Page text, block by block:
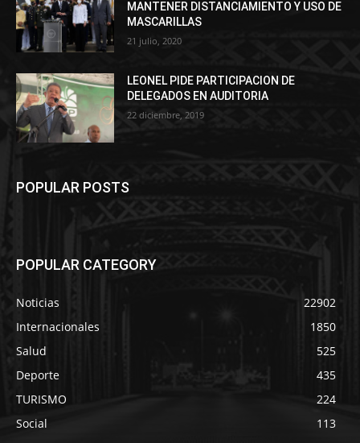
MANTENER DISTANCIAMIENTO Y USO DE
MASCARILLAS
21 julio, 2020
LEONEL PIDE PARTICIPACION DE
DELEGADOS EN AUDITORIA
22 diciembre, 2019
POPULAR POSTS
POPULAR CATEGORY
Noticias
22902
Internacionales
1850
Salud
525
Deporte
435
TURISMO
224
Social
113